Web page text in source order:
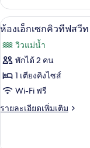
เกี่ยว
กับ
ห้อง
สแตนดาร์ด
ทวิ
น
เปิด
ภาพถ่าย
ทั้งหมด
ของ
ห้อง
เอ็ก
คิว
8
ห้องเอ็กเซกคิวทีฟสวีท
วิวแม่น้ำ
พักได้ 2 คน
1 เตียงคิงไซส์
Wi-Fi ฟรี
รายละเอียดเพิ่มเติม
ราย